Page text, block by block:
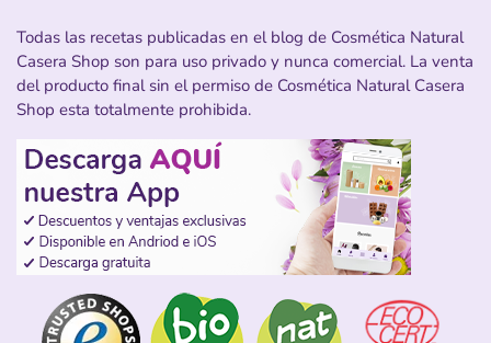
Todas las recetas publicadas en el blog de Cosmética Natural
Casera Shop son para uso privado y nunca comercial. La venta
del producto final sin el permiso de Cosmética Natural Casera
Shop esta totalmente prohibida.